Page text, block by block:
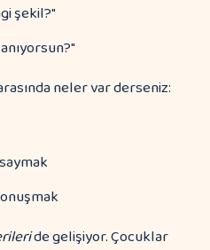
şekil?"
neler var derseniz:
de gelişiyor. Çocuklar